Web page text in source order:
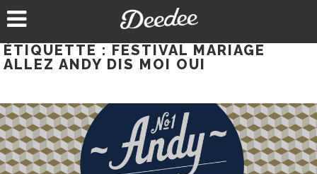
au
ÉTIQUETTE : FESTIVAL MARIAGE
ALLEZ ANDY DIS MOI OUI